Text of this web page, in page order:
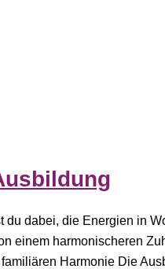
du dabei, die Energien in
einem harmonischeren
Harmonie Die